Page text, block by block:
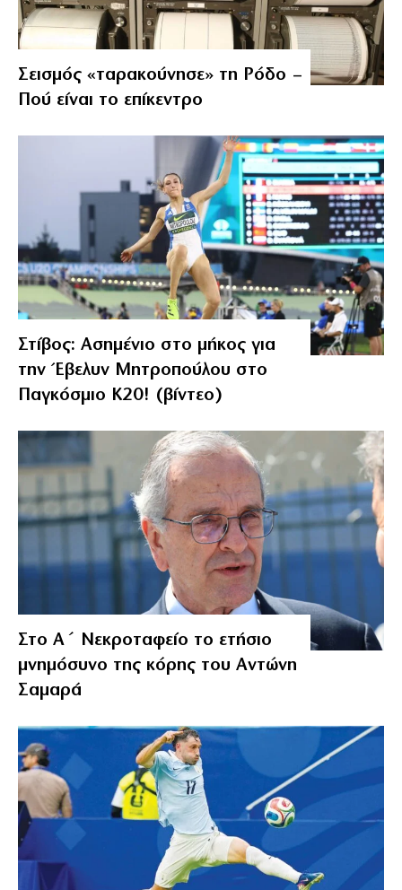
Σεισμός «ταρακούνησε» τη Ρόδο –
Πού είναι το επίκεντρο
Στίβος: Ασημένιο στο μήκος για
την Έβελυν Μητροπούλου στο
Παγκόσμιο Κ20! (βίντεο)
Στο Α΄ Νεκροταφείο το ετήσιο
μνημόσυνο της κόρης του Αντώνη
Σαμαρά